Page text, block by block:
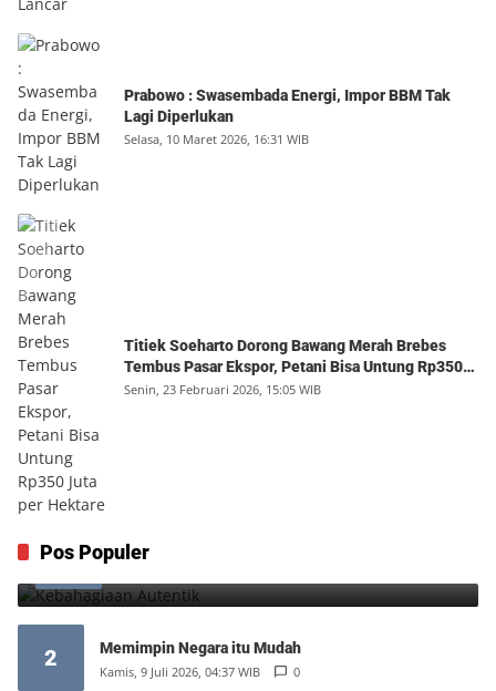
Prabowo : Swasembada Energi, Impor BBM Tak
Lagi Diperlukan
Selasa, 10 Maret 2026, 16:31 WIB
Titiek Soeharto Dorong Bawang Merah Brebes
Tembus Pasar Ekspor, Petani Bisa Untung Rp350
Juta per Hektare
Senin, 23 Februari 2026, 15:05 WIB
Pos Populer
1 Kebahagiaan Autentik
2 Memimpin Negara itu Mudah
Kamis, 9 Juli 2026, 04:37 WIB 0